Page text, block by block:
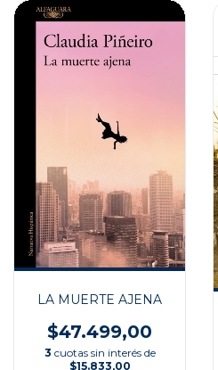
LA MUERTE AJENA
$47.499,00
3 cuotas sin interés de
$15.833,00